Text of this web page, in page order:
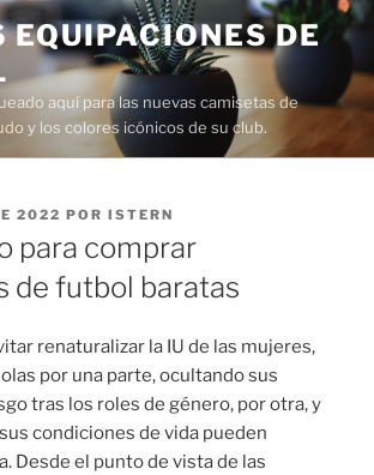
EQUIPACIONES DE
aquí para las nuevas camisetas de
y los colores icónicos de su club.
2022 POR ISTERN
para comprar
de futbol baratas
renaturalizar la IU de las mujeres,
por una parte, ocultando sus
tras los roles de género, por otra, y
condiciones de vida pueden
Desde el punto de vista de las